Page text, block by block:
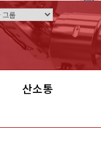
산소통